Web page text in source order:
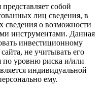
собой
лиц сведения, в
сведения о возможности
инструментами. Данная
инвестиционному
не учитывать его
по уровню риска и/или
индивидуальной
ему.